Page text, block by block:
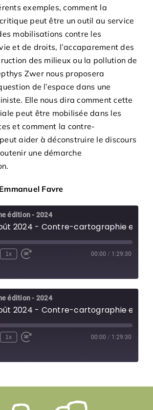
exemples, comment la
peut être un outil au service
mobilisations contre les
et de droits, l’accaparement des
des milieux ou la pollution de
Zwer nous proposera
de l’espace dans une
Elle nous dira comment cette
peut être mobilisée dans les
et comment la contre-
aider à déconstruire le discours
une démarche
Emmanuel Favre
édition - 2024
1x 00:00 / 1:29:30
édition - 2024
1x 00:00 / 1:29:30